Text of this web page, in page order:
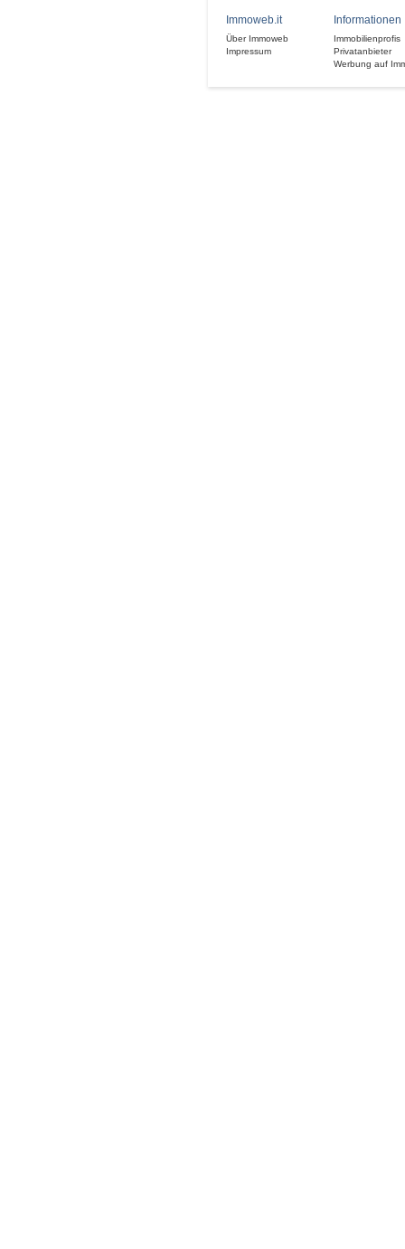
Immoweb.it
Über Immoweb
Impressum
Informationen
Immobilienprofis
Privatanbieter
Werbung auf